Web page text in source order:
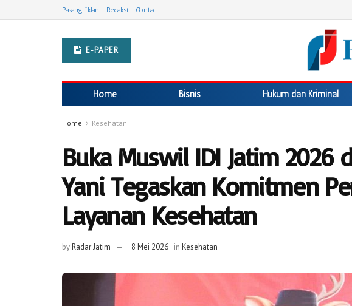
Pasang Iklan Redaksi Contact
E-PAPER
Home Bisnis Hukum dan Kriminal
Home Kesehatan
Buka Muswil IDI Jatim 2026
Yani Tegaskan Komitmen
Layanan Kesehatan
byRadar Jatim 8 Mei 2026 in Kesehatan